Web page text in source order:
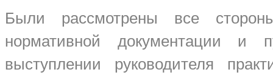
Были рассмотрены все
нормативной документации и
выступлении руководителя